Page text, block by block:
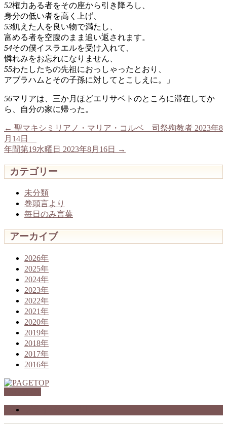
52権力ある者をその座から引き降ろし、
身分の低い者を高く上げ、
53飢えた人を良い物で満たし、
富める者を空腹のまま追い返されます。
54その僕イスラエルを受け入れて、
憐れみをお忘れになりません、
55わたしたちの先祖におっしゃったとおり、
アブラハムとその子孫に対してとこしえに。」
56マリアは、三か月ほどエリサベトのところに滞在してか
ら、自分の家に帰った。
← 聖マキシミリアノ・マリア・コルベ 司祭殉教者 2023年8
月14日
年間第19水曜日 2023年8月16日
→
カテゴリー
未分類
巻頭言より
毎日のみ言葉
アーカイブ
2026年
2025年
2024年
2023年
2022年
2021年
2020年
2019年
2018年
2017年
2016年